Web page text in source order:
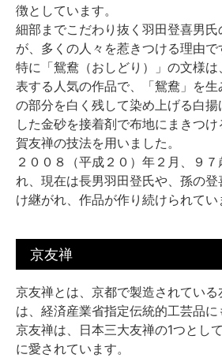
徴としています。
細部までこだわり抜く羽田登喜男
が、多くの人々を惹きつける理由で
特に「鴛鴦（おしどり）」の文様
表する人気の作品で、「鴛鴦」を
の部分を白く残して染め上げる白
した金砂を接着剤で布地にまきつ
賀友禅の技法を用いました。
２００８（平成２０）年２月、９
れ、現在は長男羽田登氏や、孫の
け継がれ、作品が作り続けられてい
京友禅
京友禅とは、京都で製造されてい
は、経済産業省指定伝統的工芸品に
京友禅は、日本三大友禅の1つとし
に愛されています。